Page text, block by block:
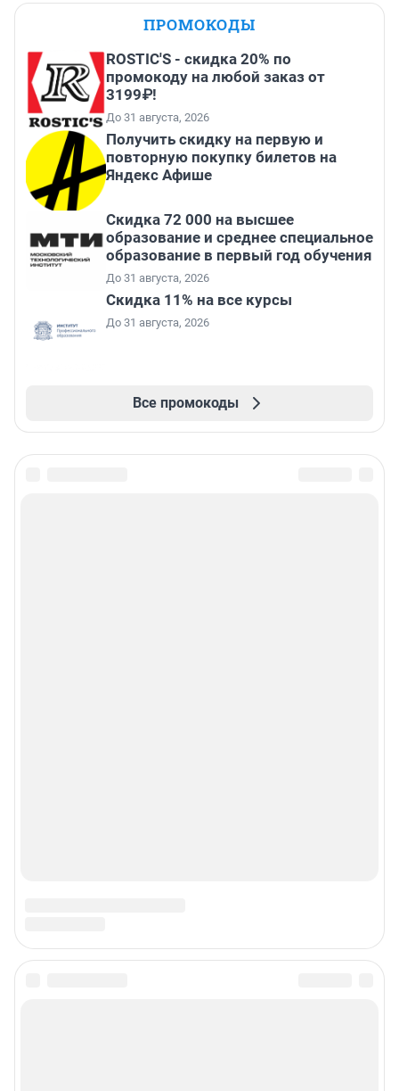
ПРОМОКОДЫ
ROSTIC'S - скидка 20% по
промокоду на любой заказ от
3199₽!
До 31 августа, 2026
Получить скидку на первую и
повторную покупку билетов на
Яндекс Афише
Скидка 72 000 на высшее
образование и среднее специальное
образование в первый год обучения
До 31 августа, 2026
Скидка 11% на все курсы
До 31 августа, 2026
Все промокоды